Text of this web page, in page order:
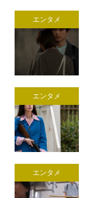
エンタメ
エンタメ
エンタメ